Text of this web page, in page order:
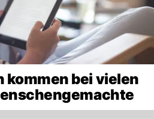
kommen bei vielen